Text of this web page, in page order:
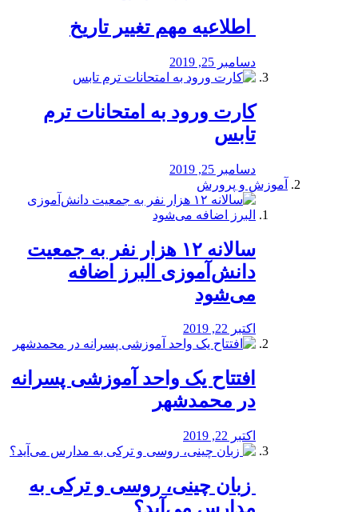
️ اطلاعیه مهم تغییر تاریخ
دسامبر 25, 2019
کارت ورود به امتحانات ترم
تابس
دسامبر 25, 2019
آموزش و پرورش
️سالانه ۱۲ هزار نفر به جمعیت
دانش‌آموزی البرز اضافه
می‌شود
اکتبر 22, 2019
افتتاح یک واحد آموزشی پسرانه
در محمدشهر
اکتبر 22, 2019
️ زبان چینی، روسی و ترکی به